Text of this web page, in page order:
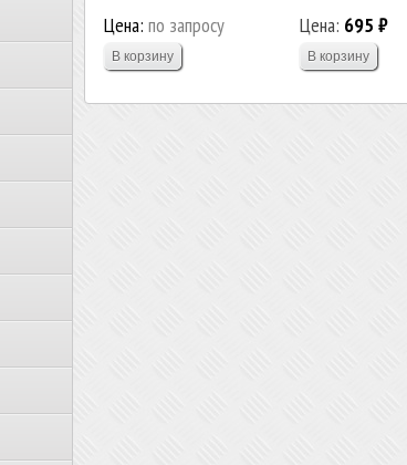
Цена: по запросу Цена: 695 ₽